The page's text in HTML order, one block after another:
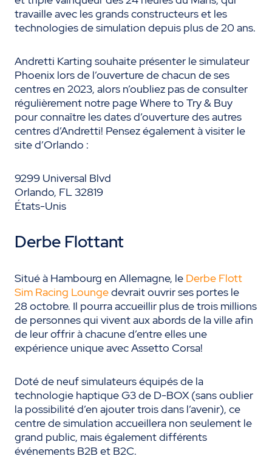
travaille avec les grands constructeurs et les
technologies de simulation depuis plus de 20 ans.
Andretti Karting souhaite présenter le simulateur
Phoenix lors de l’ouverture de chacun de ses
centres en 2023, alors n’oubliez pas de consulter
régulièrement notre page Where to Try & Buy
pour connaître les dates d’ouverture des autres
centres d’Andretti! Pensez également à visiter le
site d’Orlando :
9299 Universal Blvd
Orlando, FL 32819
États-Unis
Derbe Flottant
Situé à Hambourg en Allemagne, le Derbe Flott
Sim Racing Loungedevrait ouvrir ses portes le
28 octobre. Il pourra accueillir plus de trois millions
de personnes qui vivent aux abords de la ville afin
de leur offrir à chacune d’entre elles une
expérience unique avec Assetto Corsa!
Doté de neuf simulateurs équipés de la
technologie haptique G3 de D-BOX (sans oublier
la possibilité d’en ajouter trois dans l’avenir), ce
centre de simulation accueillera non seulement le
grand public, mais également différents
événements B2B et B2C.